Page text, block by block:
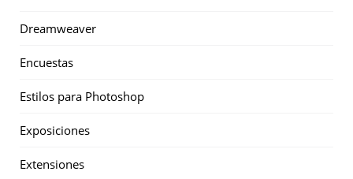
Dreamweaver
Encuestas
Estilos para Photoshop
Exposiciones
Extensiones